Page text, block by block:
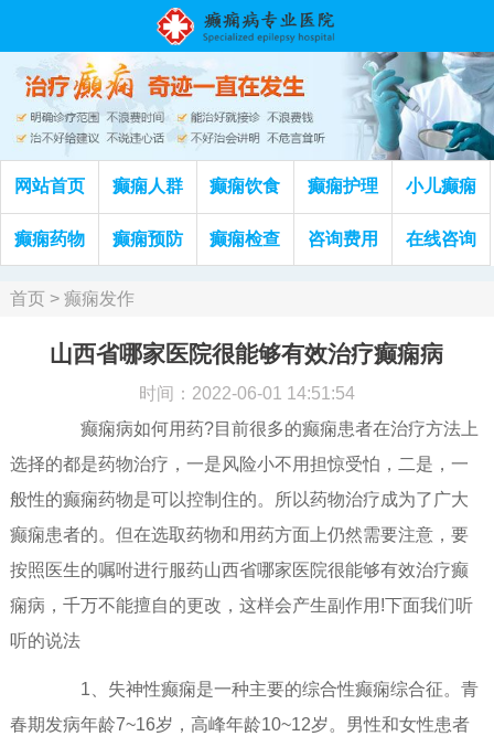
网站首页 癫痫人群 癫痫饮食 癫痫护理 小儿癫痫
癫痫药物 癫痫预防 癫痫检查 咨询费用 在线咨询
首页> 癫痫发作
山西省哪家医院很能够有效治疗癫痫病
时间：2022-06-01 14:51:54
癫痫病如何用药?目前很多的癫痫患者在治疗方法上
选择的都是药物治疗，一是风险小不用担惊受怕，二是，一
般性的癫痫药物是可以控制住的。所以药物治疗成为了广大
癫痫患者的。但在选取药物和用药方面上仍然需要注意，要
按照医生的嘱咐进行服药山西省哪家医院很能够有效治疗癫
痫病，千万不能擅自的更改，这样会产生副作用!下面我们听
听的说法
1、失神性癫痫是一种主要的综合性癫痫综合征。青
春期发病年龄7~16岁，高峰年龄10~12岁。男性和女性患者